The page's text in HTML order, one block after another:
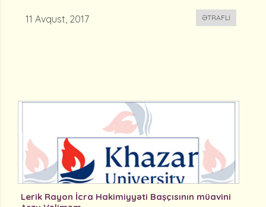
11 Avqust, 2017 ƏTRAFLI
Lerik Rayon İcra Hakimiyyəti Başçısının müavini